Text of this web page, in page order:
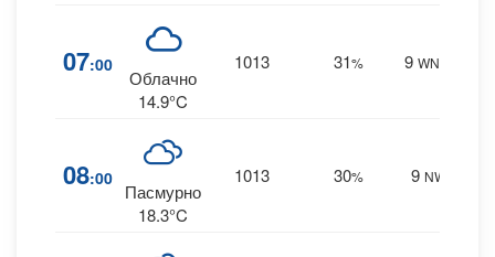
07:00
Облачно
14.9°C
1013 31% 9 WNW
08:00
Пасмурно
18.3°C
1013 30% 9 NW